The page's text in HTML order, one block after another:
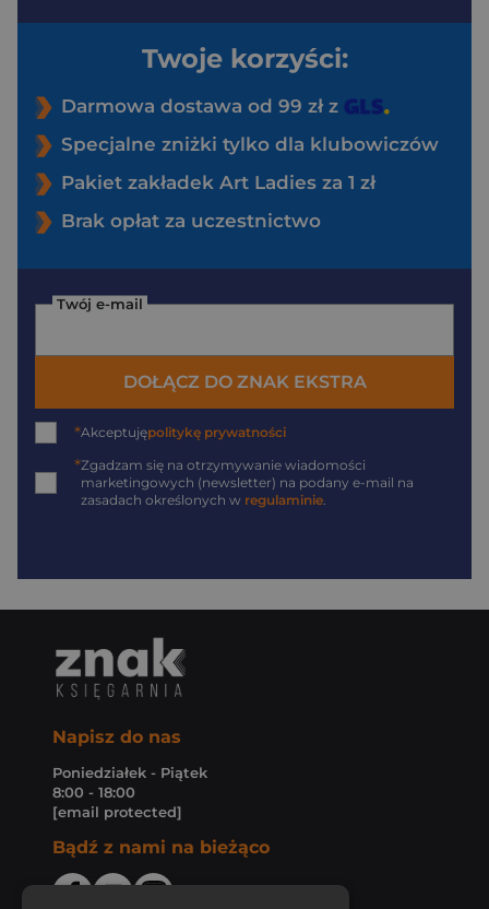
Twoje korzyści:
Darmowa dostawa od 99 zł z
Specjalne zniżki tylko dla klubowiczów
Pakiet zakładek Art Ladies za 1 zł
Brak opłat za uczestnictwo
Twój e-mail
DOŁĄCZ DO ZNAK EKSTRA
*Akceptujępolitykę prywatności
*Zgadzam się na otrzymywanie wiadomości
marketingowych (newsletter) na podany e-mail na
zasadach określonych w regulaminie.
Napisz do nas
Poniedziałek - Piątek
8:00 - 18:00
[email protected]
Bądź z nami na bieżąco